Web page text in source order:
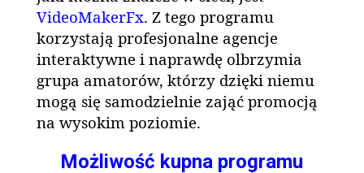
VideoMakerFx. Z tego programu
korzystają profesjonalne agencje
interaktywne i naprawdę olbrzymia
grupa amatorów, którzy dzięki niemu
mogą się samodzielnie zająć promocją
na wysokim poziomie.
Możliwość kupna programu